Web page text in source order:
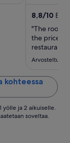
8,8/10
"The room
the price.
restaurant
but it only
coffee
soap which
Arvosteltu
kohteessa
ja 2 aikuiselle.
soveltaa.